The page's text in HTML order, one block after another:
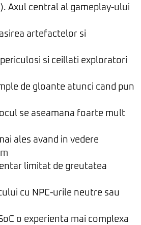
Axul central al gameplay-ului
artefactelor si
si ceillati exploratori
de gloante atunci cand pun
se aseamana foarte mult
ales avand in vedere
limitat de greutatea
cu NPC-urile neutre sau
o experienta mai complexa